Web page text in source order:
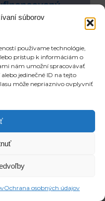
súborov
používame technológie,
prístup k informáciám o
nám umožní spracovávať
jedinečné ID na tejto
môže nepriaznivo ovplyvniť
Ochrana osobných údajov
autora a nemusia
stanoviská Európskej
agentúry pre
Európska únia ani
odborného vzdelávania